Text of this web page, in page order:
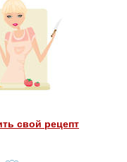
свой рецепт